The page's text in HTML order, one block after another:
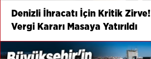
Denizli İhracatı İçin Kritik
Vergi Kararı Masaya Yatırıldı